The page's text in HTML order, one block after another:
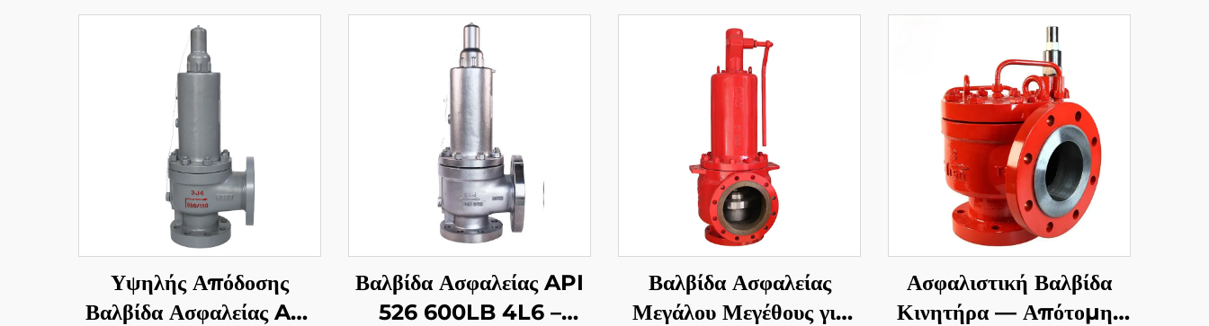
Υψηλής Απόδοσης
Βαλβίδα Ασφαλείας API
Βαλβίδα Ασφαλείας API
526 600LB 4L6 –
Βαλβίδα Ασφαλείας
Μεγάλου Μεγέθους για
Ασφαλιστική Βαλβίδα
Κινητήρα — Απότομης